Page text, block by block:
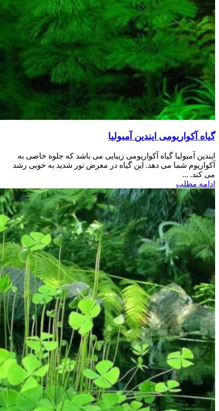
گیاه آکواریومی ایندین آمبولیا
ایندین آمبولیا گیاه آکواریومی زیبایی می باشد که جلوه خاصی به
آکواریوم شما می دهد. این گیاه در معرض نور شدید به خوبی رشد
می کند. ...
ادامه مطلب